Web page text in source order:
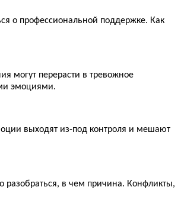
о профессиональной поддержке. Как
могут перерасти в тревожное
эмоциями.
выходят из-под контроля и мешают
в чем причина. Конфликты,